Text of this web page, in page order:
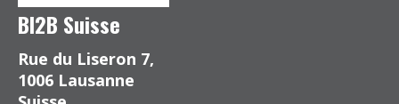
BI2B Suisse
Rue du Liseron 7,
1006 Lausanne